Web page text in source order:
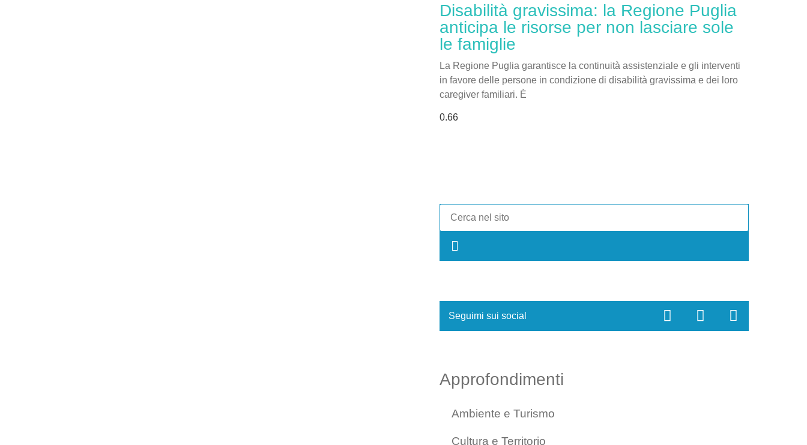
Disabilità gravissima: la Regione Puglia
anticipa le risorse per non lasciare sole
le famiglie
La Regione Puglia garantisce la continuità assistenziale e gli interventi
in favore delle persone in condizione di disabilità gravissima e dei loro
caregiver familiari. È
Seguimi sui social
Approfondimenti
Ambiente e Turismo
Cultura e Territorio